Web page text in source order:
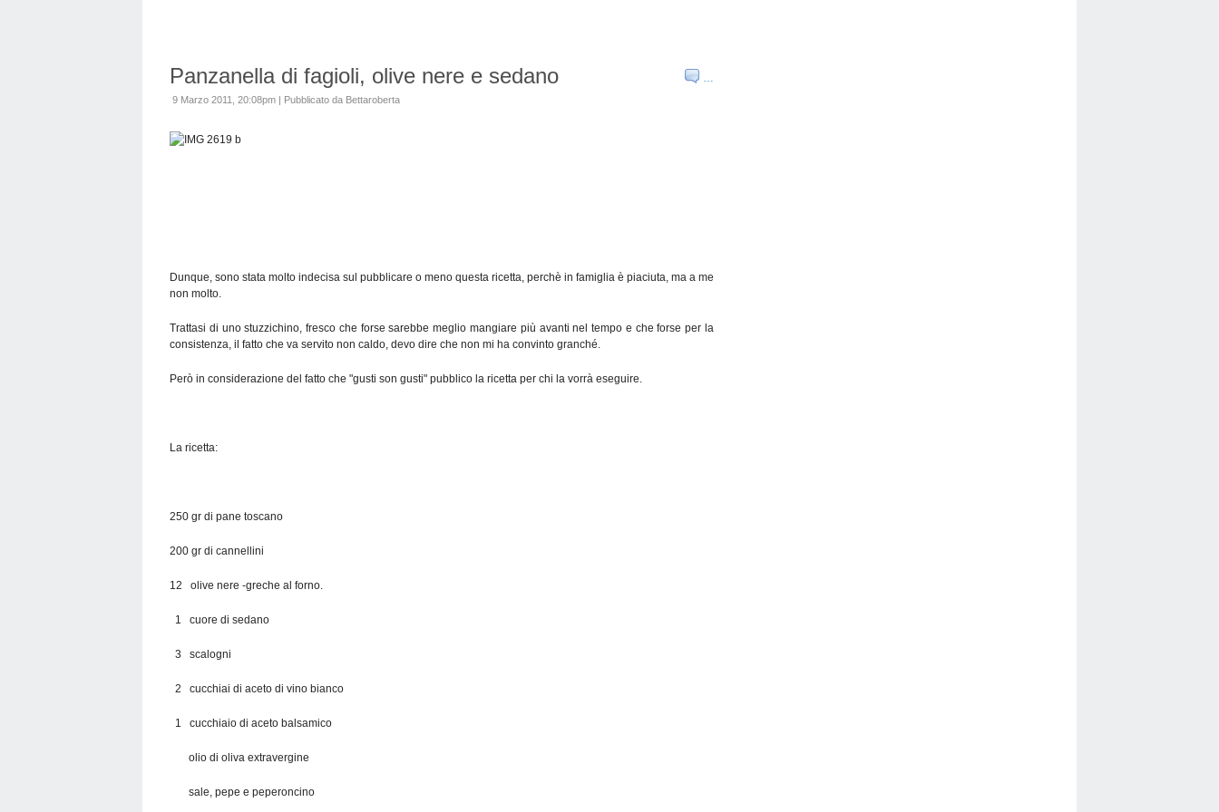
…
Panzanella di fagioli, olive nere e sedano
9 Marzo 2011, 20:08pm | Pubblicato da Bettaroberta
Dunque, sono stata molto indecisa sul pubblicare o meno questa ricetta, perchè in famiglia è piaciuta, ma a me
non molto.
Trattasi di uno stuzzichino, fresco che forse sarebbe meglio mangiare più avanti nel tempo e che forse per la
consistenza, il fatto che va servito non caldo, devo dire che non mi ha convinto granché.
Però in considerazione del fatto che "gusti son gusti" pubblico la ricetta per chi la vorrà eseguire.
La ricetta:
250 gr di pane toscano
200 gr di cannellini
12 olive nere -greche al forno.
1 cuore di sedano
3 scalogni
2 cucchiai di aceto di vino bianco
1 cucchiaio di aceto balsamico
olio di oliva extravergine
sale, pepe e peperoncino